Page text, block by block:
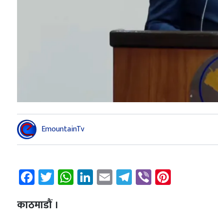
EmountainTv
Facebook
Twitter
WhatsApp
LinkedIn
EmailTelegram
Viber
काठमाडौं ।